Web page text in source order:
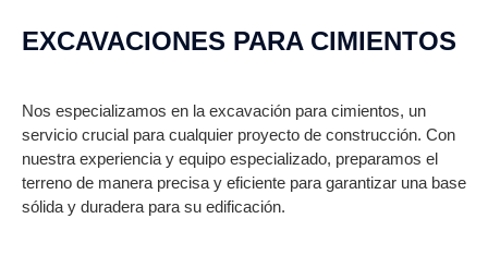
EXCAVACIONES PARA CIMIENTOS
Nos especializamos en la excavación para cimientos, un
servicio crucial para cualquier proyecto de construcción. Con
nuestra experiencia y equipo especializado, preparamos el
terreno de manera precisa y eficiente para garantizar una base
sólida y duradera para su edificación.